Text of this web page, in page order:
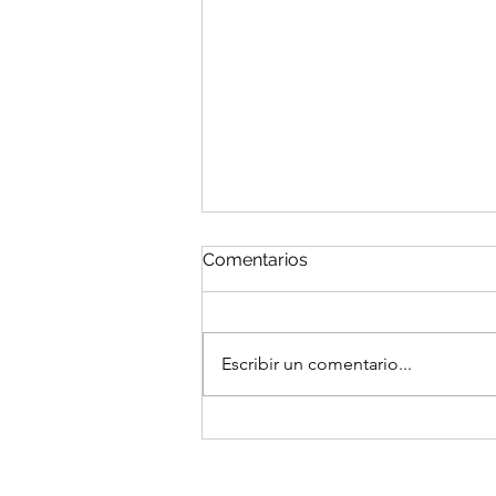
Comentarios
Escribir un comentario...